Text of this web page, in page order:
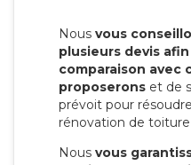
Nous vous
plusieurs devis
comparaison avec
proposerons et de
prévoit pour
rénovation de toiture
Nous vous